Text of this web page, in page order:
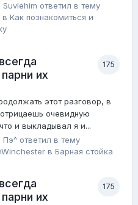
Suvlehim ответил в тему
в Как познакомиться и
175
их
этот разговор, в
очевидную
и выкладывал я и...
Пэ^ ответил в тему
в Барная стойка
175
их